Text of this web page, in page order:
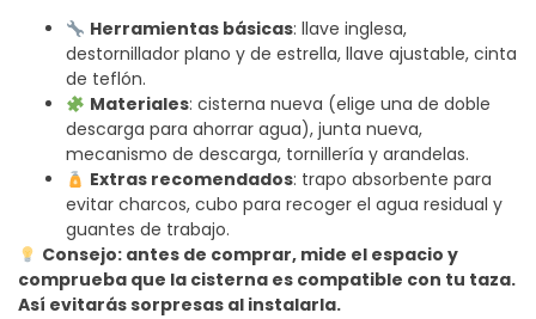
Herramientas básicas: llave inglesa,
destornillador plano y de estrella, llave ajustable, cinta
de teflón.
Materiales: cisterna nueva (elige una de doble
descarga para ahorrar agua), junta nueva,
mecanismo de descarga, tornillería y arandelas.
Extras recomendados: trapo absorbente para
evitar charcos, cubo para recoger el agua residual y
guantes de trabajo.
Consejo: antes de comprar, mide el espacio y
comprueba que la cisterna es compatible con tu taza.
Así evitarás sorpresas al instalarla.